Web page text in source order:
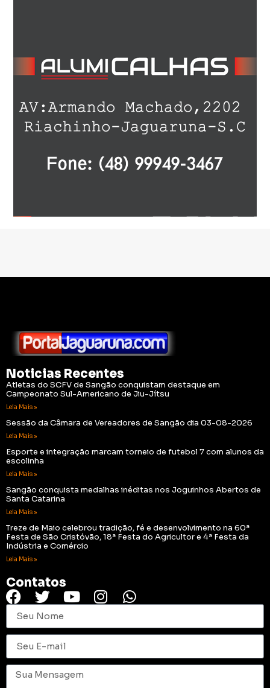
Noticias Recentes
Atletas do SCFV de Sangão conquistam destaque em
Campeonato Sul-Americano de Jiu-Jítsu
Leia Mais »
Sessão da Câmara de Vereadores de Sangão dia 03-08-2026
Leia Mais »
Esporte e integração marcam torneio de futebol 7 com alunos da
escolinha
Leia Mais »
Sangão conquista medalhas inéditas nos Joguinhos Abertos de
Santa Catarina
Leia Mais »
Treze de Maio celebrou tradição, fé e desenvolvimento na 60ª
Festa de São Cristóvão, 18ª Festa do Agricultor e 4ª Festa da
Indústria e Comércio
Leia Mais »
Contatos